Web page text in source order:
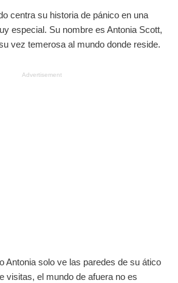
centra su historia de pánico en una
especial. Su nombre es Antonia Scott,
vez temerosa al mundo donde reside.
Advertisement
Antonia solo ve las paredes de su ático
visitas, el mundo de afuera no es